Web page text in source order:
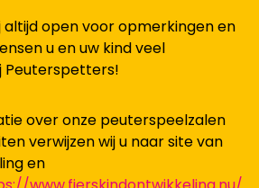
altijd open voor opmerkingen en
u en uw kind veel
Peuterspetters!
over onze peuterspeelzalen
verwijzen wij u naar site van
en